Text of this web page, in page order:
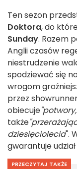
Ten sezon
Doktora, do
Sunday. Razem
Anglii czasów
niestrudzenie
spodziewać się
wrogom
przez
obiecuje
także
dziesięciolecia".
gwarantuje
PRZECZYTAJ TAKŻE